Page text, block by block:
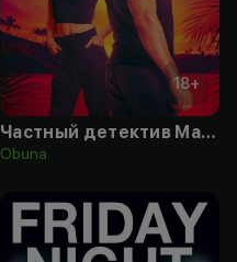
18+
Частный детектив Магнум
Obuna